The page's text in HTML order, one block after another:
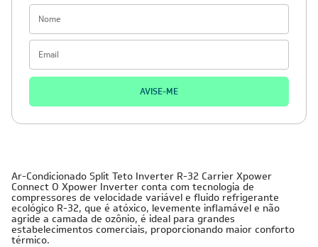
AVISE-ME
Ar-Condicionado Split Teto Inverter R-32 Carrier Xpower
Connect O Xpower Inverter conta com tecnologia de
compressores de velocidade variável e fluido refrigerante
ecológico R-32, que é atóxico, levemente inflamável e não
agride a camada de ozônio, é ideal para grandes
estabelecimentos comerciais, proporcionando maior conforto
térmico.